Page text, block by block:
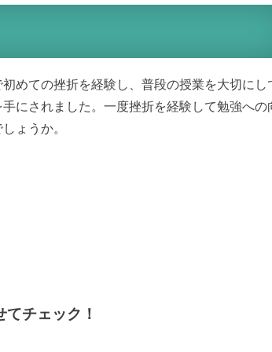
めての挫折を経験し、普段の授業を大切にし
にされました。一度挫折を経験して勉強への
ょうか。
チェック！